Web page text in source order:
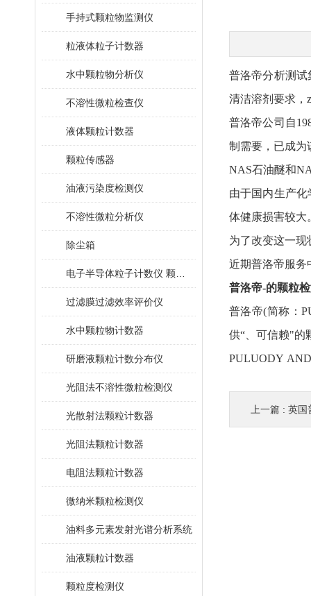
手持式颗粒物监测仪
粒液体粒子计数器
水中颗粒物分析仪
不溶性微粒检查仪
液体颗粒计数器
颗粒传感器
油液污染度检测仪
不溶性微粒分析仪
除尘箱
过滤膜过滤效率评价仪
水中颗粒物计数器
研磨液颗粒计数分布仪
光阻法不溶性微粒检测仪
光散射法颗粒计数器
光阻法颗粒计数器
电阻法颗粒计数器
微纳米颗粒检测仪
油料多元素发射光谱分析系统
油液颗粒计数器
颗粒度检测仪
普洛帝分析测试
清洁溶剂要求，
普洛帝公司自
制需要，已成为
NAS石油醚和
由于国内生产
体健康损害较大
为了改变这一
近期普洛帝服
普洛帝-的颗粒
普洛帝(简称：
供“、可信赖"的
PULUODY
上一篇 : 英国